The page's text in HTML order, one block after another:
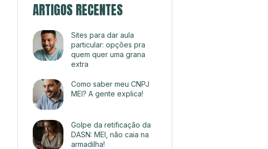
ARTIGOS RECENTES
Sites para dar aula
particular: opções pra
quem quer uma grana
extra
Como saber meu CNPJ
MEI? A gente explica!
Golpe da retificação da
DASN: MEI, não caia na
armadilha!